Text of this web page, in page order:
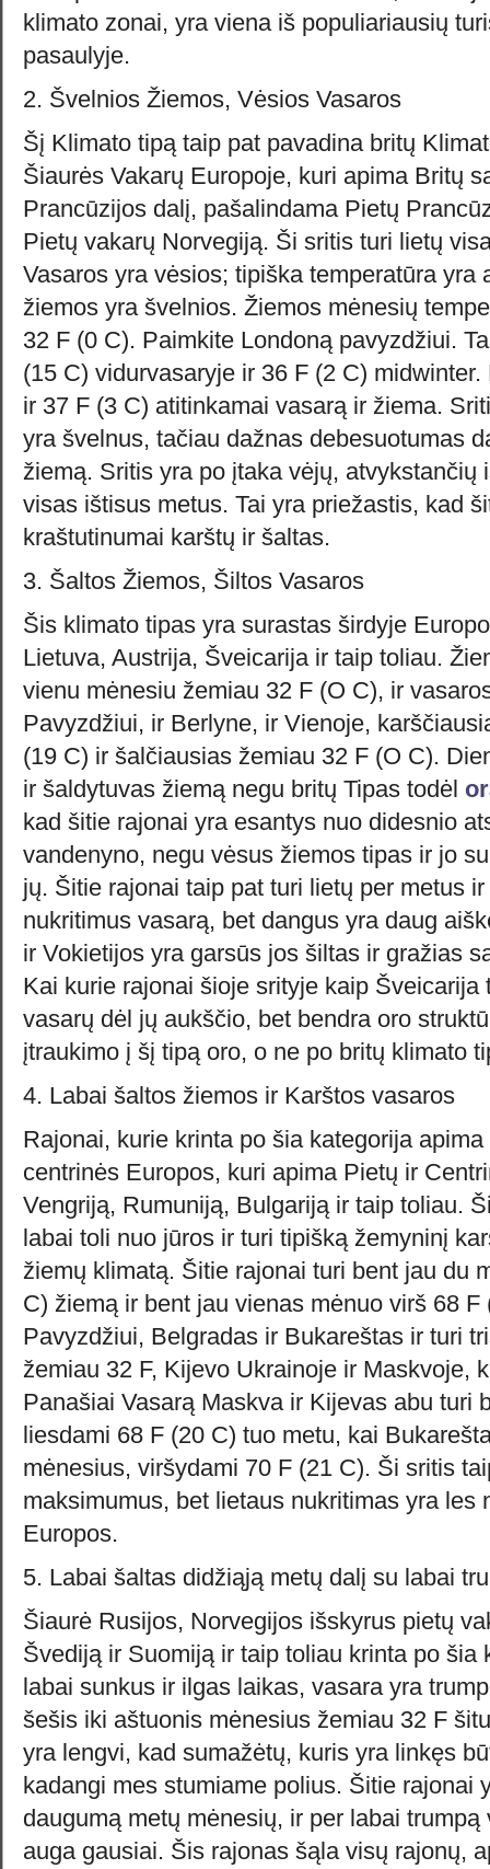
klimato zonai, yra viena iš populiariausių
pasaulyje.
2. Švelnios Žiemos, Vėsios Vasaros
Šį Klimato tipą taip pat pavadina britų
Šiaurės Vakarų Europoje, kuri apima Britų
Prancūzijos dalį, pašalindama Pietų
Pietų vakarų Norvegiją. Ši sritis turi lietų
Vasaros yra vėsios; tipiška temperatūra yra
žiemos yra švelnios. Žiemos mėnesių
32 F (0 C). Paimkite Londoną pavyzdžiui.
(15 C) vidurvasaryje ir 36 F (2 C)
ir 37 F (3 C) atitinkamai vasarą ir žiema.
yra švelnus, tačiau dažnas debesuotumas
žiemą. Sritis yra po įtaka vėjų, atvykstančių
visas ištisus metus. Tai yra priežastis, kad
kraštutinumai karštų ir šaltas.
3. Šaltos Žiemos, Šiltos Vasaros
Šis klimato tipas yra surastas širdyje
Lietuva, Austrija, Šveicarija ir taip toliau.
vienu mėnesiu žemiau 32 F (O C), ir
Pavyzdžiui, ir Berlyne, ir Vienoje,
(19 C) ir šalčiausias žemiau 32 F (O C).
ir šaldytuvas žiemą negu britų Tipas todėl
kad šitie rajonai yra esantys nuo didesnio
vandenyno, negu vėsus žiemos tipas ir jo
jų. Šitie rajonai taip pat turi lietų per metus
nukritimus vasarą, bet dangus yra daug
ir Vokietijos yra garsūs jos šiltas ir gražias
Kai kurie rajonai šioje srityje kaip Šveicarija
vasarų dėl jų aukščio, bet bendra oro
įtraukimo į šį tipą oro, o ne po britų klimato
4. Labai šaltos žiemos ir Karštos vasaros
Rajonai, kurie krinta po šia kategorija
centrinės Europos, kuri apima Pietų ir
Vengriją, Rumuniją, Bulgariją ir taip toliau.
labai toli nuo jūros ir turi tipišką žemyninį
žiemų klimatą. Šitie rajonai turi bent jau du
C) žiemą ir bent jau vienas mėnuo virš 68 F
Pavyzdžiui, Belgradas ir Bukareštas ir turi
žemiau 32 F, Kijevo Ukrainoje ir Maskvoje,
Panašiai Vasarą Maskva ir Kijevas abu turi
liesdami 68 F (20 C) tuo metu, kai
mėnesius, viršydami 70 F (21 C). Ši sritis
maksimumus, bet lietaus nukritimas yra les
Europos.
5. Labai šaltas didžiąją metų dalį su labai
Šiaurė Rusijos, Norvegijos išskyrus pietų
Švediją ir Suomiją ir taip toliau krinta po šia
labai sunkus ir ilgas laikas, vasara yra
šešis iki aštuonis mėnesius žemiau 32 F
yra lengvi, kad sumažėtų, kuris yra linkęs
kadangi mes stumiame polius. Šitie rajonai
daugumą metų mėnesių, ir per labai
auga gausiai. Šis rajonas šąla visų rajonų,